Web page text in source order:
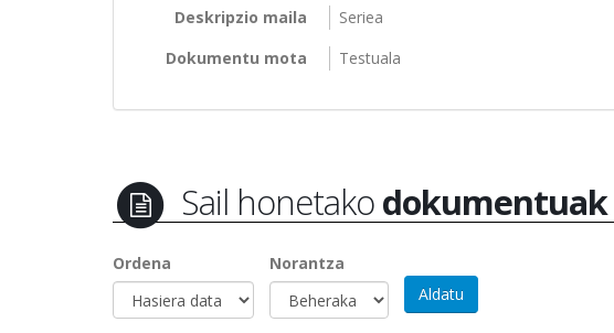
Deskripzio maila
Seriea
Dokumentu mota
Testuala
Sail honetakodokumentuak
Ordena Norantza